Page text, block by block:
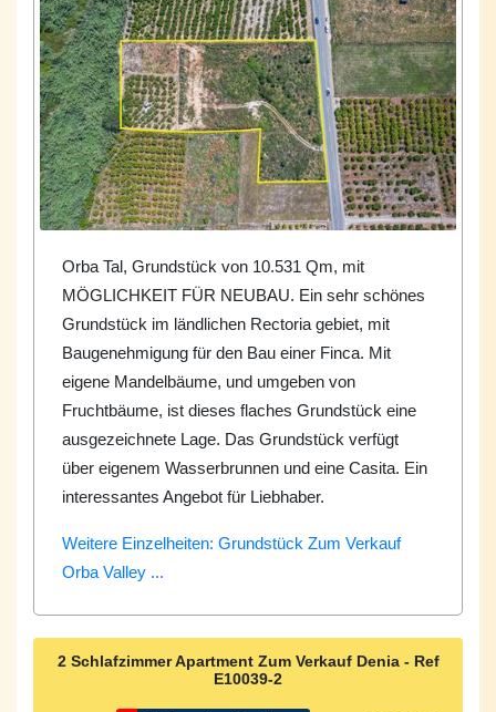
Orba Tal, Grundstück von 10.531 Qm, mit
MÖGLICHKEIT FÜR NEUBAU. Ein sehr schönes
Grundstück im ländlichen Rectoria gebiet, mit
Baugenehmigung für den Bau einer Finca. Mit
eigene Mandelbäume, und umgeben von
Fruchtbäume, ist dieses flaches Grundstück eine
ausgezeichnete Lage. Das Grundstück verfügt
über eigenem Wasserbrunnen und eine Casita. Ein
interessantes Angebot für Liebhaber.
Weitere Einzelheiten: Grundstück Zum Verkauf
Orba Valley ...
2 Schlafzimmer Apartment Zum Verkauf Denia - Ref
E10039-2